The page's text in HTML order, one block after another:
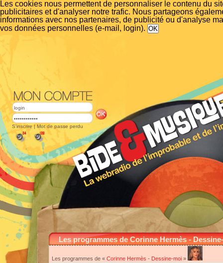
Les cookies nous permettent de personnaliser le contenu du
publicitaires et d'analyser notre trafic. Nous partageons
informations avec nos partenaires, de publicité ou d'analyse
vos données personnelles (e-mail, login).
S'inscrire | Mot de passe perdu
Les programmes de Corinne Hermès -
Les programmes de « Corinne Hermès - Dessine-moi »